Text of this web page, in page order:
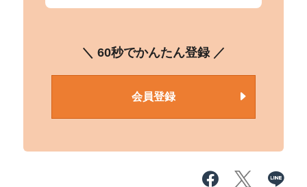
＼ 60秒でかんたん登録 ／
会員登録